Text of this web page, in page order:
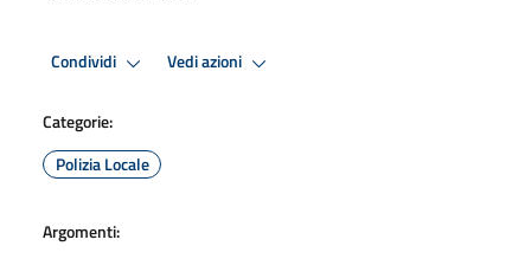
Condividi Vedi azioni
Categorie:
Polizia Locale
Argomenti: